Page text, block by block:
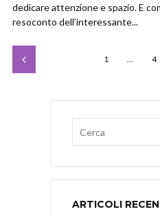
dedicare attenzione e spazio. E
resoconto dell’interessante...
1 … 4
ARTICOLI